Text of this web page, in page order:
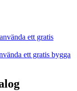
ett gratis
ett gratis bygga